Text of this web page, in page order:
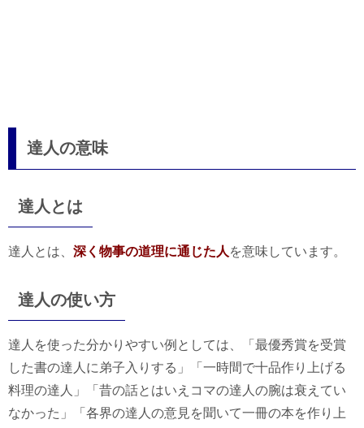
達人の意味
達人とは
達人とは、 深く物事の道理に通じた人 を意味しています。
達人の使い方
達人を使った分かりやすい例としては、「最優秀賞を受賞
した書の達人に弟子入りする」「一時間で十品作り上げる
料理の達人」「昔の話とはいえコマの達人の腕は衰えてい
なかった」「各界の達人の意見を聞いて一冊の本を作り上